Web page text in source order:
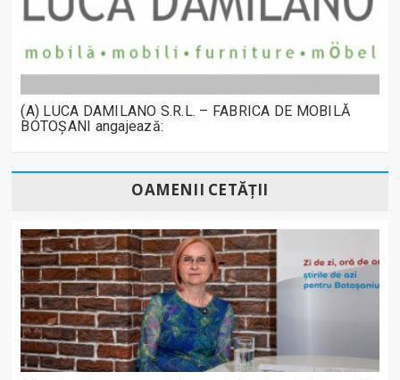
(A) LUCA DAMILANO S.R.L. – FABRICA DE MOBILĂ
BOTOȘANI angajează:
OAMENII CETĂȚII